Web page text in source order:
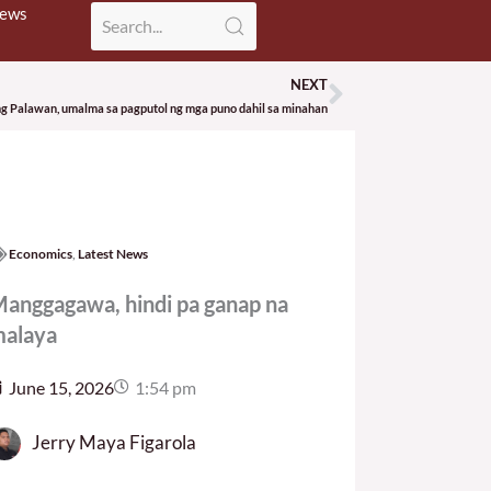
NEXT
Palawan, umalma sa pagputol ng mga puno dahil sa minahanNext
Economics, Latest News
hindi pa ganap na
June 15, 2026 1:54 pm
Jerry Maya Figarola